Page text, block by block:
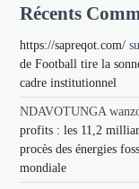
Récents
https://sapreqot.com/
de Football tire la
cadre institutionnel
NDAVOTUNGA
profits : les 11,2
procès des énergies
mondiale